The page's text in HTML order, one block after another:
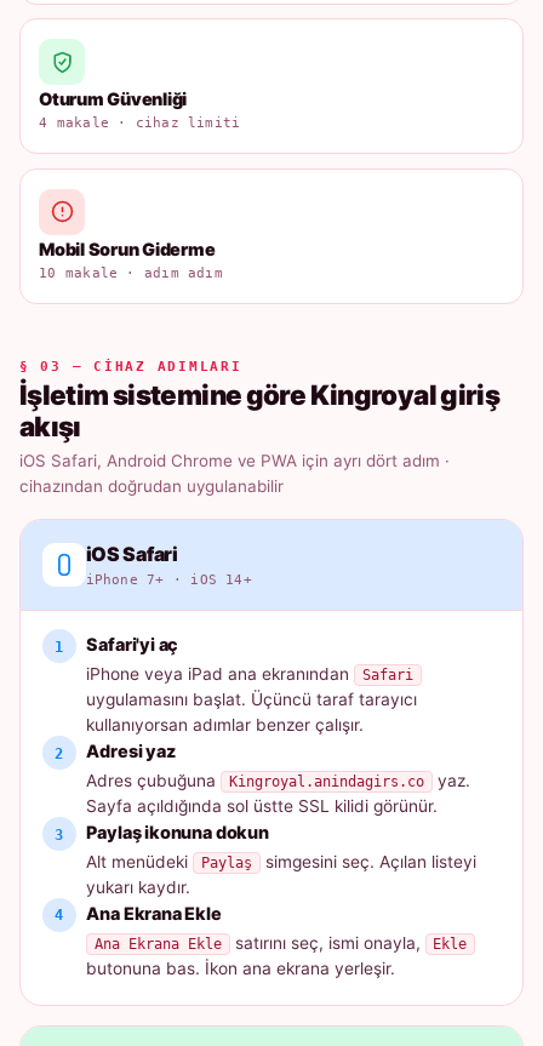
Oturum Güvenliği
4 makale · cihaz limiti
Mobil Sorun Giderme
10 makale · adım adım
§ 03 — CIHAZ ADIMLARI
İşletim sistemine göre Kingroyal giriş
akışı
iOS Safari, Android Chrome ve PWA için ayrı dört adım ·
cihazından doğrudan uygulanabilir
iOS Safari
iPhone 7+ · iOS 14+
Safari'yi aç
iPhone veya iPad ana ekranından Safari
uygulamasını başlat. Üçüncü taraf tarayıcı
kullanıyorsan adımlar benzer çalışır.
Adresi yaz
Adres çubuğuna Kingroyal.anindagirs.co
yaz.
Sayfa açıldığında sol üstte SSL kilidi görünür.
Paylaş ikonuna dokun
Alt menüdeki Paylaş
simgesini seç. Açılan listeyi
yukarı kaydır.
Ana Ekrana Ekle
Ana Ekrana Ekle satırını seç, ismi onayla, Ekle
butonuna bas. İkon ana ekrana yerleşir.